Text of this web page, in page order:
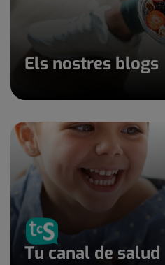
Els nostres blogs
Tu canal de salud